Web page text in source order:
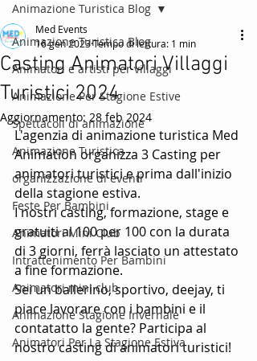
Animazione Turistica Blog
Animatori e artisti per villaggi
Animazione Per Stagione Estive
Spettacoli di animazione
Animazione Turistica
organizzazione di eventi
Feste Per Bambini
Animatori Mini Club
Intrattenimento Per Bambini
Animatori mini club
Animazione Stagione Invernale
Animatori Per La Stagione Estiva
Animazione Turistica Blog
Casting Animatori Villaggi
Turistici 2024
Med Events
16 gen 2023Tempo di lettura: 1 min
Aggiornamento: 28 feb 2024
L'agenzia di animazione turistica Med
Animation organizza 3 Casting per
animatori turistici e prima dall'inizio
della stagione estiva.
I nostri casting, formazione, stage e
gratuiti al 100 per 100 con la durata
di 3 giorni, ferrà lasciato un attestato
a fine formazione.
Sei un ballerino, sportivo, deejay, ti
piace lavorare con i bambini e il
contatatto la gente? Participa al
nostro casting di animatori turistici!